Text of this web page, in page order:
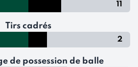
11
Tirs cadrés
2
de possession de balle